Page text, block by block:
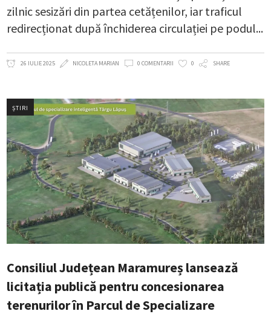
zilnic sesizări din partea cetățenilor, iar traficul
redirecționat după închiderea circulației pe podul
26 IULIE 2025 NICOLETA MARIAN 0 COMENTARII 0 SHARE
ȘTIRI
Consiliul Județean Maramureș lansează
licitația publică pentru concesionarea
terenurilor în Parcul de Specializare